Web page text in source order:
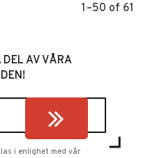
1–50 of 61
DEL AV VÅRA
i enlighet med vår